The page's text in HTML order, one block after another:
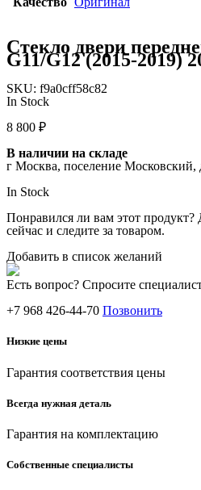
Стекло двери
G11/G12 (2015-2019)
SKU: f9a0cff58c82
In Stock
8 800 ₽
В наличии на складе
г Москва, поселение Московский,
In Stock
Понравился ли вам этот продукт?
сейчас и следите за товаром.
Добавить в список желаний
Есть вопрос? Спросите
+7 968 426-44-70 Позвонить
Низкие цены
Гарантия соответствия цены
Всегда нужная деталь
Гарантия на комплектацию
Собственные специалисты